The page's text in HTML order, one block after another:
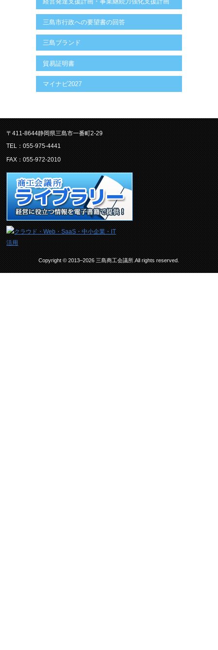
三島市行政への要望書の回答
三島ブランド
貿易証明書
マイナビ2027
〒411-8644静岡県三島市一番町2-29
TEL：055-975-4441
FAX：055-972-2010
Copyright © 2013–2026 三島商工会議所.All rights reserved.